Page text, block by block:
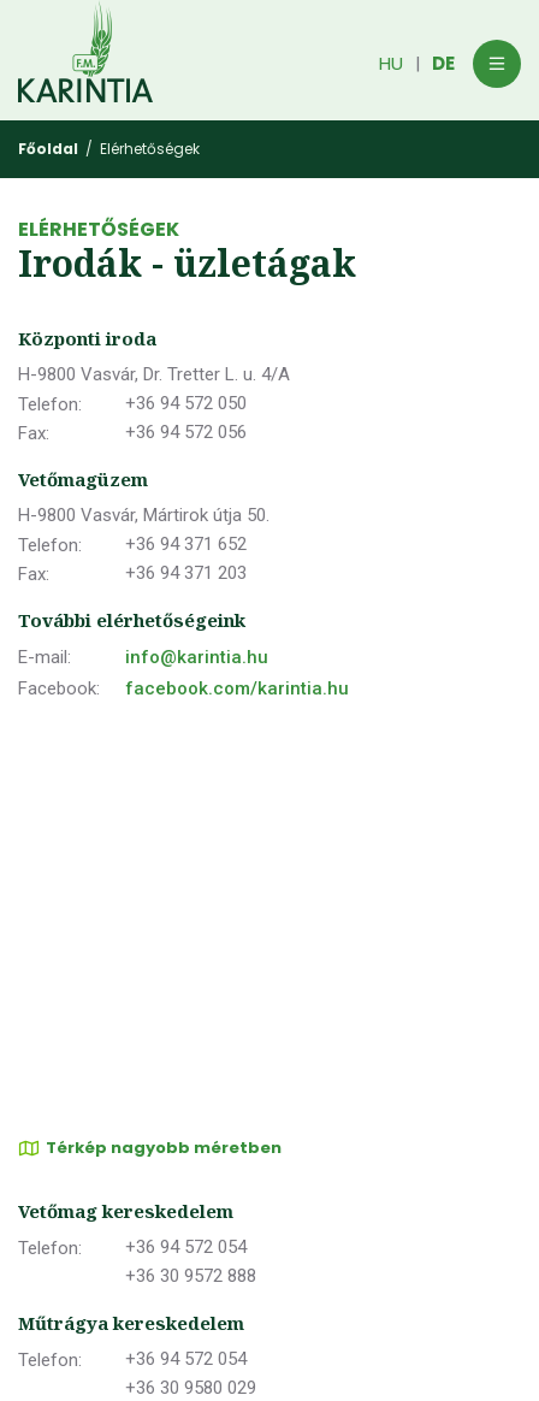
HU | DE
Főoldal / Elérhetőségek
ELÉRHETŐSÉGEK
Irodák - üzletágak
Központi iroda
H-9800 Vasvár, Dr. Tretter L. u. 4/A
Telefon:
+36 94 572 050
Fax:
+36 94 572 056
Vetőmagüzem
H-9800 Vasvár, Mártirok útja 50.
Telefon:
+36 94 371 652
Fax:
+36 94 371 203
További elérhetőségeink
E-mail:
info@karintia.hu
Facebook:
facebook.com/karintia.hu
Térkép nagyobb méretben
Vetőmag kereskedelem
Telefon:
+36 94 572 054
+36 30 9572 888
Műtrágya kereskedelem
Telefon:
+36 94 572 054
+36 30 9580 029